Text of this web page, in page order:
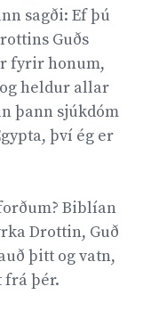
sagði: Ef þú
Guðs
fyrir honum,
heldur allar
þann sjúkdóm
því ég er
Biblían
Drottin, Guð
þitt og vatn,
þér.